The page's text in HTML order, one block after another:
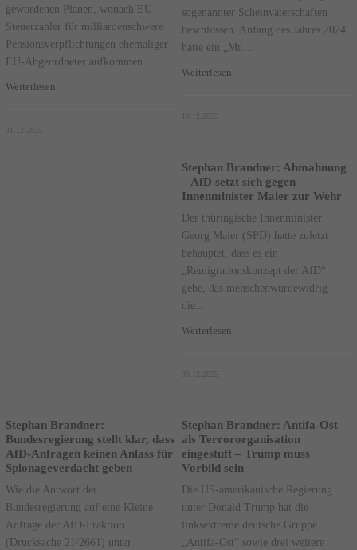
gewordenen Plänen, wonach EU-
Steuerzahler für milliardenschwere
Pensionsverpflichtungen ehemaliger
EU-Abgeordneter aufkommen...
Weiterlesen
sogenannter Scheinvaterschaften
beschlossen. Anfang des Jahres 2024
hatte ein „Mr....
Weiterlesen
Stephan Brandner: Abmahnung
– AfD setzt sich gegen
Innenminister Maier zur Wehr
Der thüringische Innenminister
Georg Maier (SPD) hatte zuletzt
behauptet, dass es ein
„Remigrationskonzept der AfD“
gebe, das menschenwürdewidrig
die...
Weiterlesen
Stephan Brandner:
Bundesregierung stellt klar, dass
AfD-Anfragen keinen Anlass für
Spionageverdacht geben
Wie die Antwort der
Bundesregierung auf eine Kleine
Anfrage der AfD-Fraktion
(Drucksache 21/2661) unter
Stephan Brandner: Antifa-Ost
als Terrororganisation
eingestuft – Trump muss
Vorbild sein
Die US-amerikanische Regierung
unter Donald Trump hat die
linksextreme deutsche Gruppe
„Antifa-Ost“ sowie drei weitere